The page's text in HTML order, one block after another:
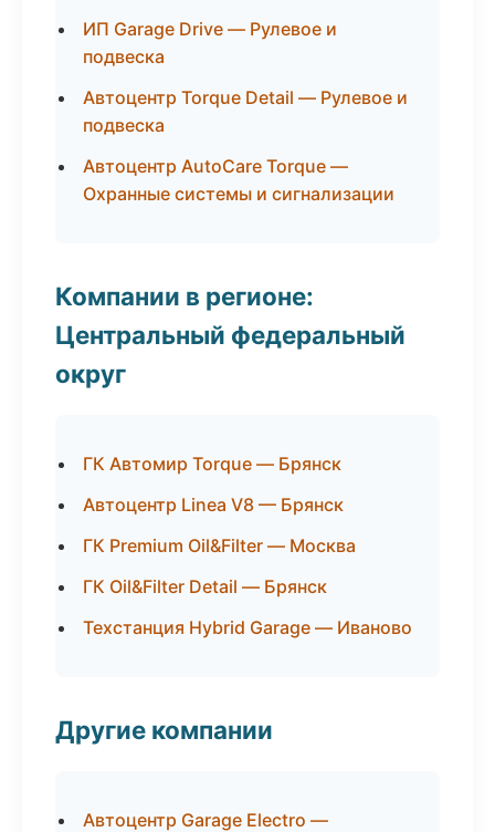
ИП Garage Drive — Рулевое и
подвеска
Автоцентр Torque Detail — Рулевое и
подвеска
Автоцентр AutoCare Torque —
Охранные системы и сигнализации
Компании в регионе:
Центральный федеральный
округ
ГК Автомир Torque — Брянск
Автоцентр Linea V8 — Брянск
ГК Premium Oil&Filter — Москва
ГК Oil&Filter Detail — Брянск
Техстанция Hybrid Garage — Иваново
Другие компании
Автоцентр Garage Electro —